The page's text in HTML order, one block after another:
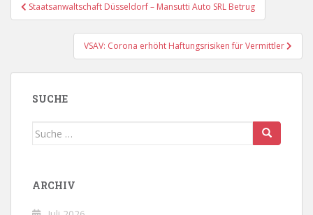
Staatsanwaltschaft Düsseldorf – Mansutti Auto SRL Betrug
VSAV: Corona erhöht Haftungsrisiken für Vermittler
SUCHE
Suche
ARCHIV